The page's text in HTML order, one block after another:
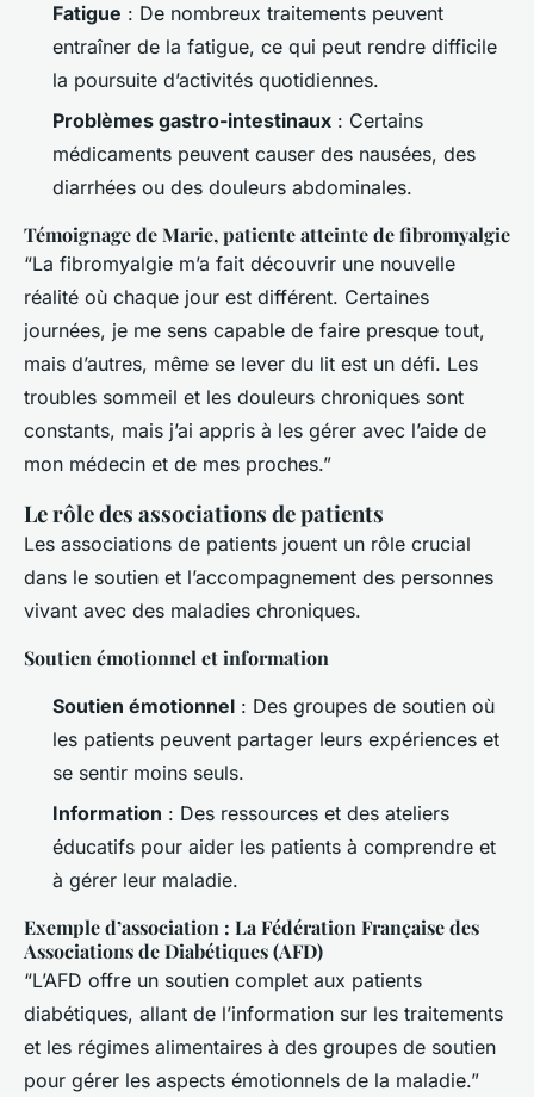
Fatigue : De nombreux traitements peuvent
entraîner de la fatigue, ce qui peut rendre difficile
la poursuite d’activités quotidiennes.
Problèmes gastro-intestinaux : Certains
médicaments peuvent causer des nausées, des
diarrhées ou des douleurs abdominales.
Témoignage de Marie, patiente atteinte de fibromyalgie
“La fibromyalgie m’a fait découvrir une nouvelle
réalité où chaque jour est différent. Certaines
journées, je me sens capable de faire presque tout,
mais d’autres, même se lever du lit est un défi. Les
troubles sommeil et les douleurs chroniques sont
constants, mais j’ai appris à les gérer avec l’aide de
mon médecin et de mes proches.”
Le rôle des associations de patients
Les associations de patients jouent un rôle crucial
dans le soutien et l’accompagnement des personnes
vivant avec des maladies chroniques.
Soutien émotionnel et information
Soutien émotionnel : Des groupes de soutien où
les patients peuvent partager leurs expériences et
se sentir moins seuls.
Information : Des ressources et des ateliers
éducatifs pour aider les patients à comprendre et
à gérer leur maladie.
Exemple d’association : La Fédération Française des
Associations de Diabétiques (AFD)
“L’AFD offre un soutien complet aux patients
diabétiques, allant de l’information sur les traitements
et les régimes alimentaires à des groupes de soutien
pour gérer les aspects émotionnels de la maladie.”